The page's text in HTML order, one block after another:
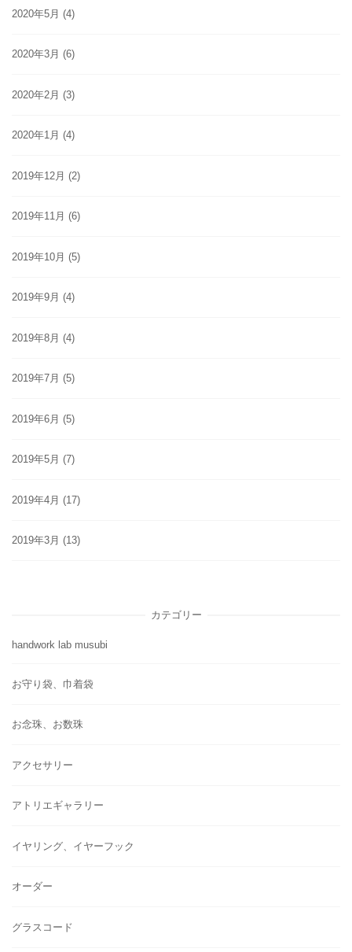
2020年5月 (4)
2020年3月 (6)
2020年2月 (3)
2020年1月 (4)
2019年12月 (2)
2019年11月 (6)
2019年10月 (5)
2019年9月 (4)
2019年8月 (4)
2019年7月 (5)
2019年6月 (5)
2019年5月 (7)
2019年4月 (17)
2019年3月 (13)
カテゴリー
handwork lab musubi
お守り袋、巾着袋
お念珠、お数珠
アクセサリー
アトリエギャラリー
イヤリング、イヤーフック
オーダー
グラスコード